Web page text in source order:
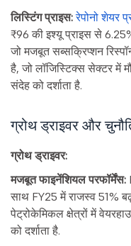
लिस्टिंग प्राइस: रेपोनो शेयर
₹96 की इश्यू प्राइस से
जो मजबूत सब्सक्रिप्शन
है, जो लॉजिस्टिक्स सेक्टर में
संदेह को दर्शाता है.
ग्रोथ ड्राइवर और
ग्रोथ ड्राइवर:
मजबूत फाइनेंशियल परफॉर्मेंस:
साथ FY25 में राजस्व 51%
पेट्रोकेमिकल क्षेत्रों में
को दर्शाता है.